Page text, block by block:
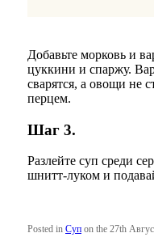
Добавьте морковь и
цуккини и спаржу.
сварятся, а овощи не
перцем.
Шаг 3.
Разлейте суп среди
шнитт-луком и
Posted in Суп on the 27th